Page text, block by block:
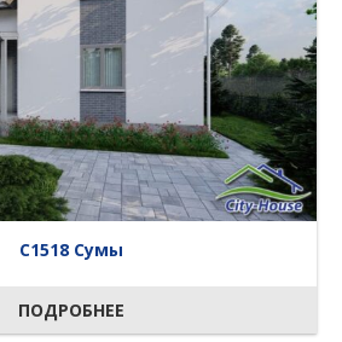
C1518 Сумы
ПОДРОБНЕЕ